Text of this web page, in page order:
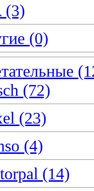
(0)
(72)
(23)
(4)
(14)